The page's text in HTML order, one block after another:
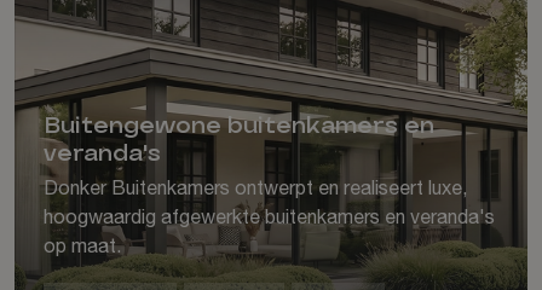
Buitengewone buitenkamers en
veranda's
Donker Buitenkamers ontwerpt en realiseert luxe,
hoogwaardig afgewerkte buitenkamers en veranda's
op maat.